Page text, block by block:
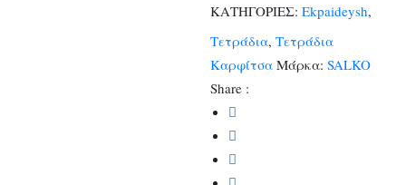
ΚΑΤΗΓΟΡΙΕΣ: Ekpaideysh,
Τετράδια,Τετράδια
Καρφίτσα Μάρκα:SALKO
Share :